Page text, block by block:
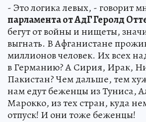
- Это логика левых, - говорит
парламента от АдГ Геролд
бегут от войны и нищеты,
выгнать. В Афганистане
миллионов человек. Их всех
в Германию? А Сирия, Ирак,
Пакистан? Чем дальше, тем
нам едут беженцы из Туниса,
Марокко, из тех стран, куда
отпуск! И они тоже беженцы!